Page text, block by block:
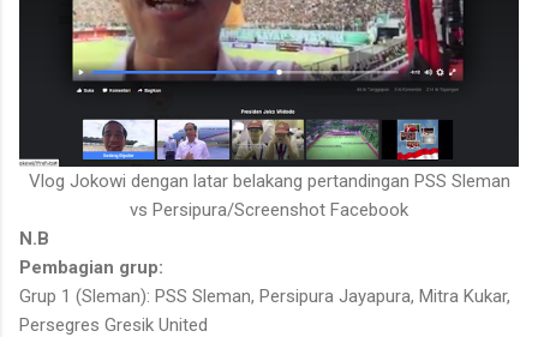
Vlog Jokowi dengan latar belakang pertandingan PSS Sleman
vs Persipura/Screenshot Facebook
N.B
Pembagian grup:
Grup 1 (Sleman): PSS Sleman, Persipura Jayapura, Mitra Kukar,
Persegres Gresik United